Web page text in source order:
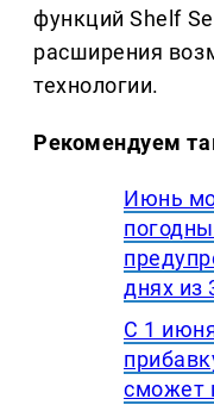
функций Shelf
расширения
технологии.
Рекомендуем
Июнь
днях из
С 1
сможет